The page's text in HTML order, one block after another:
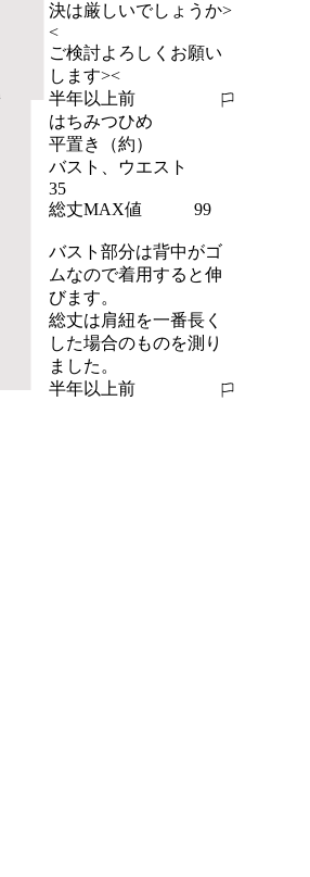
決は厳しいでしょうか>
<
ご検討よろしくお願い
します><
半年以上前
報告する
はちみつひめ
平置き（約）
バスト、ウエスト
35
総丈MAX値　　　99
バスト部分は背中がゴ
ムなので着用すると伸
びます。
総丈は肩紐を一番長く
した場合のものを測り
ました。
半年以上前
報告する